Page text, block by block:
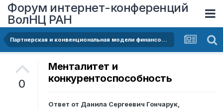
Форум интернет-конференций
ВолНЦ РАН
Партнерская и конвенциональная модели финансов. Направления сравнительного анализа
0
Менталитет и
конкурентоспособность
Ответ от Данила Сергеевич Гончарук,